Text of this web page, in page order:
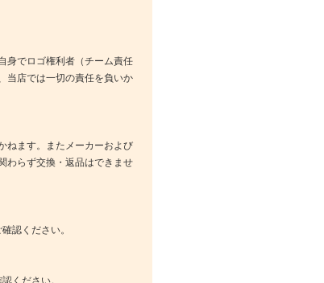
身でロゴ権利者（チーム責任
当店では一切の責任を負いか
ねます。またメーカーおよび
わらず交換・返品はできませ
認ください。